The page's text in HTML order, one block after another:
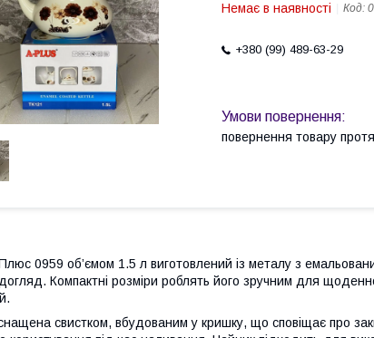
Немає в наявності Код:
+380 (99) 489-63-29
повернення товару
0959 об’ємом 1.5 л виготовлений із металу з
Компактні розміри роблять його зручним для
свистком, вбудованим у кришку, що сповіщає про